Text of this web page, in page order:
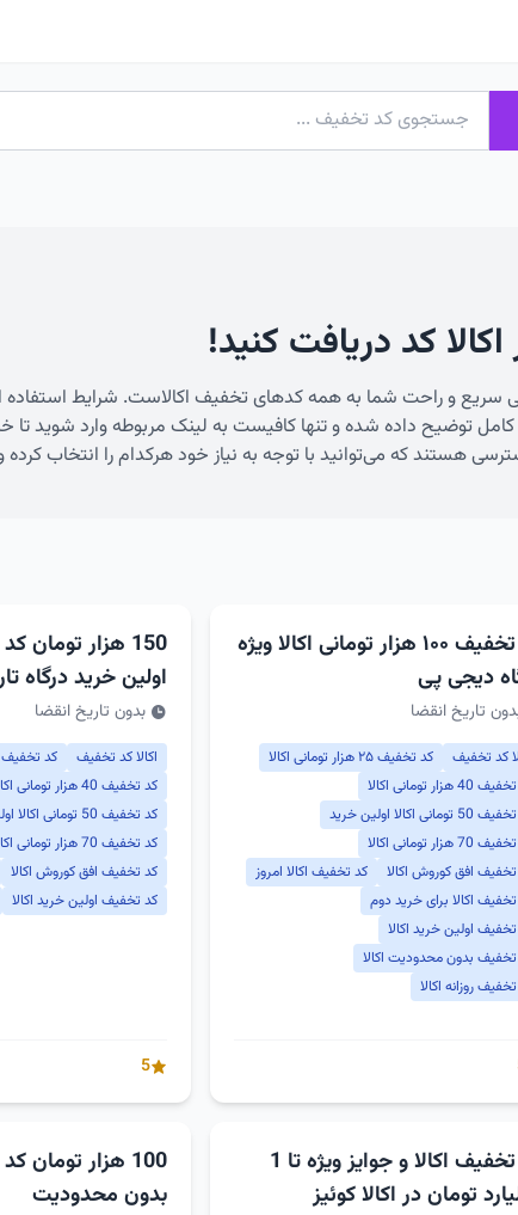
کد دریافت کنید!
سریع و راحت شما به همه کدهای تخفیف اکالاست. شرایط
توضیح داده شده و تنها کافیست به لینک مربوطه وارد شوید تا
هستند که می‌توانید با توجه به نیاز خود هرکدام را انتخاب کرده
کد تخفیف ۱۰۰ هزار تومانی اکالا ویژه
دیجی پی
تاریخ انقضا
کد تخفیف
کد تخفیف ۲۵ هزار تومانی اکالا
هزار تومانی اکالا
اکالا اولین خرید
هزار تومانی اکالا
افق کوروش اکالا
کد تخفیف اکالا امروز
اکالا برای خرید دوم
اولین خرید اکالا
بدون محدودیت اکالا
روزانه اکالا
150 هزار تومان
اولین خرید درگاه
بدون تاریخ انقضا
اکالا کد تخفیف
کد تخفیف ۲۵ هزار تومانی اکالا
کد تخفیف 40 هزار تومانی اکالا
کد تخفیف 50 تومانی اکالا اولین خرید
کد تخفیف 70 هزار تومانی اکالا
کد تخفیف افق کوروش اکالا
کد تخفیف اولین خرید اکالا
5
کد تخفیف اکالا و جوایز ویژه تا 1
تومان در اکالا کوئیز
100 هزار تومان
بدون محدودیت